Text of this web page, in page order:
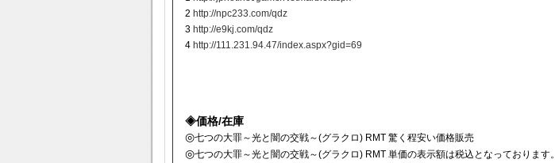
2 http://npc233.com/qdz
3 http://e9kj.com/qdz
4 http://111.231.94.47/index.aspx?gid=69
◈価格/在庫
◎七つの大罪～光と闇の交戦～(グラクロ) RMT 驚く程安い価格販売
◎七つの大罪～光と闇の交戦～(グラクロ) RMT 単価の表示額は税込となっております。